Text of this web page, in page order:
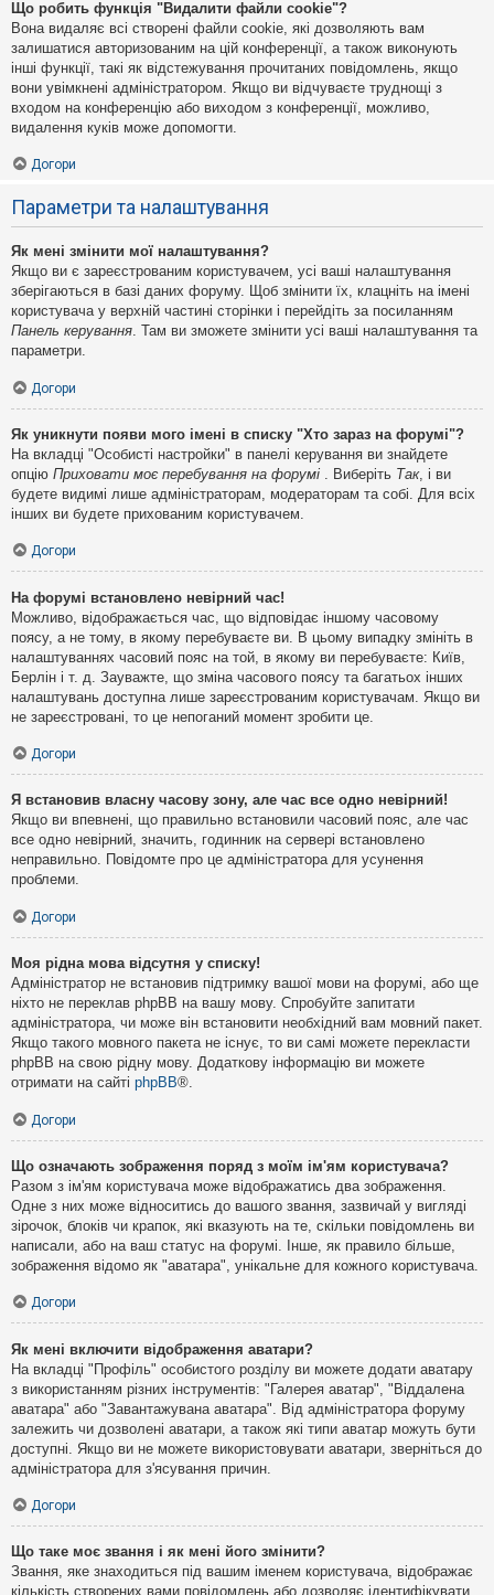
Що робить функція "Видалити файли cookie"?
Вона видаляє всі створені файли cookie, які дозволяють вам
залишатися авторизованим на цій конференції, а також виконують
інші функції, такі як відстежування прочитаних повідомлень, якщо
вони увімкнені адміністратором. Якщо ви відчуваєте труднощі з
входом на конференцію або виходом з конференції, можливо,
видалення куків може допомогти.
Догори
Параметри та налаштування
Як мені змінити мої налаштування?
Якщо ви є зареєстрованим користувачем, усі ваші налаштування
зберігаються в базі даних форуму. Щоб змінити їх, клацніть на імені
користувача у верхній частині сторінки і перейдіть за посиланням
Панель керування . Там ви зможете змінити усі ваші налаштування та
параметри.
Догори
Як уникнути появи мого імені в списку "Хто зараз на форумі"?
На вкладці "Особисті настройки" в панелі керування ви знайдете
опцію Приховати моє перебування на форумі . Виберіть Так, і ви
будете видимі лише адміністраторам, модераторам та собі. Для всіх
інших ви будете прихованим користувачем.
Догори
На форумі встановлено невірний час!
Можливо, відображається час, що відповідає іншому часовому
поясу, а не тому, в якому перебуваєте ви. В цьому випадку змініть в
налаштуваннях часовий пояс на той, в якому ви перебуваєте: Київ,
Берлін і т. д. Зауважте, що зміна часового поясу та багатьох інших
налаштувань доступна лише зареєстрованим користувачам. Якщо ви
не зареєстровані, то це непоганий момент зробити це.
Догори
Я встановив власну часову зону, але час все одно невірний!
Якщо ви впевнені, що правильно встановили часовий пояс, але час
все одно невірний, значить, годинник на сервері встановлено
неправильно. Повідомте про це адміністратора для усунення
проблеми.
Догори
Моя рідна мова відсутня у списку!
Адміністратор не встановив підтримку вашої мови на форумі, або ще
ніхто не переклав phpBB на вашу мову. Спробуйте запитати
адміністратора, чи може він встановити необхідний вам мовний пакет.
Якщо такого мовного пакета не існує, то ви самі можете перекласти
phpBB на свою рідну мову. Додаткову інформацію ви можете
отримати на сайті phpBB®.
Догори
Що означають зображення поряд з моїм ім'ям користувача?
Разом з ім'ям користувача може відображатись два зображення.
Одне з них може відноситись до вашого звання, зазвичай у вигляді
зірочок, блоків чи крапок, які вказують на те, скільки повідомлень ви
написали, або на ваш статус на форумі. Інше, як правило більше,
зображення відомо як "аватара", унікальне для кожного користувача.
Догори
Як мені включити відображення аватари?
На вкладці "Профіль" особистого розділу ви можете додати аватару
з використанням різних інструментів: "Галерея аватар", "Віддалена
аватара" або "Завантажувана аватара". Від адміністратора форуму
залежить чи дозволені аватари, а також які типи аватар можуть бути
доступні. Якщо ви не можете використовувати аватари, зверніться до
адміністратора для з'ясування причин.
Догори
Що таке моє звання і як мені його змінити?
Звання, яке знаходиться під вашим іменем користувача, відображає
кількість створених вами повідомлень або дозволяє ідентифікувати